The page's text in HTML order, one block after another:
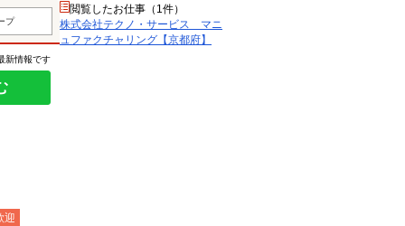
プ
新情報です
迎
閲覧したお仕事（1件）
株式会社テクノ・サービス マニ
ュファクチャリング【京都府】